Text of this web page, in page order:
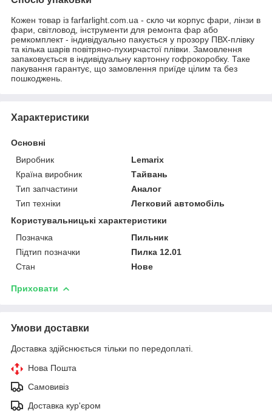
Кожен товар із farfarlight.com.ua - скло чи корпус фари, лінзи в
фари, світловод, інструменти для ремонта фар або
ремкомплект - індивідуально пакується у прозору ПВХ-плівку
та кілька шарів повітряно-пухирчастої плівки. Замовлення
запаковується в індивідуальну картонну гофрокоробку. Таке
пакування гарантує, що замовлення приїде цілим та без
пошкоджень.
Характеристики
Основні
Виробник
Lemarix
Країна виробник
Тайвань
Тип запчастини
Аналог
Тип техніки
Легковий автомобіль
Користувальницькі характеристики
Позначка
Пильник
Підтип позначки
Пилка 12.01
Стан
Нове
Приховати
Умови доставки
Доставка здійснюється тільки по передоплаті.
Нова Пошта
Самовивіз
Доставка кур'єром